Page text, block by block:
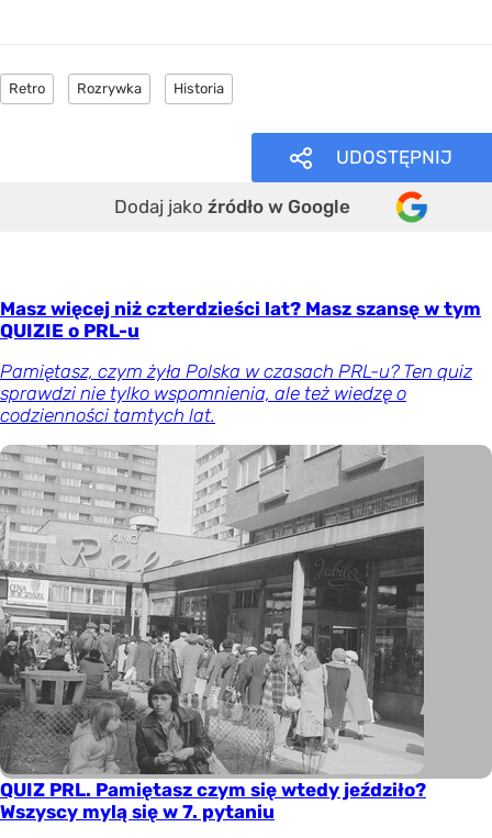
Retro Rozrywka Historia
UDOSTĘPNIJ
Dodaj jako źródło w Google
Masz więcej niż czterdzieści lat? Masz szansę w tym
QUIZIE o PRL-u
Pamiętasz, czym żyła Polska w czasach PRL-u? Ten quiz
sprawdzi nie tylko wspomnienia, ale też wiedzę o
codzienności tamtych lat.
QUIZ PRL. Pamiętasz czym się wtedy jeździło?
Wszyscy mylą się w 7. pytaniu